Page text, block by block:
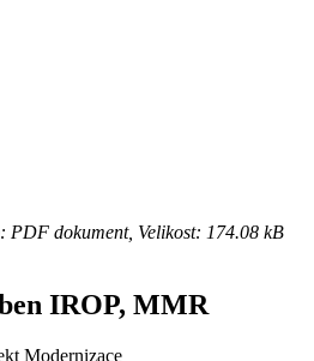
PDF dokument, Velikost: 174.08 kB
IROP, MMR